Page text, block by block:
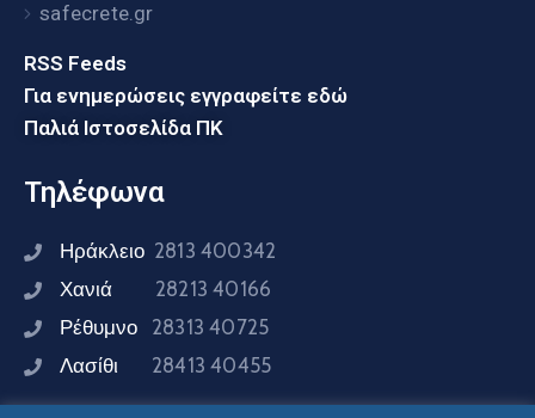
safecrete.gr
RSS Feeds
Για ενημερώσεις εγγραφείτε εδώ
Παλιά Ιστοσελίδα ΠΚ
Τηλέφωνα
Ηράκλειο 2813 400342
Χανιά 28213 40166
Ρέθυμνο 28313 40725
Λασίθι 28413 40455